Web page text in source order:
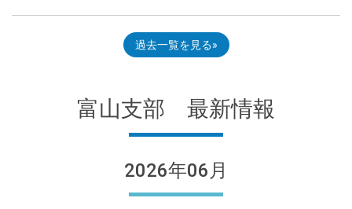
過去一覧を見る
富山支部 最新情報
2026年06月